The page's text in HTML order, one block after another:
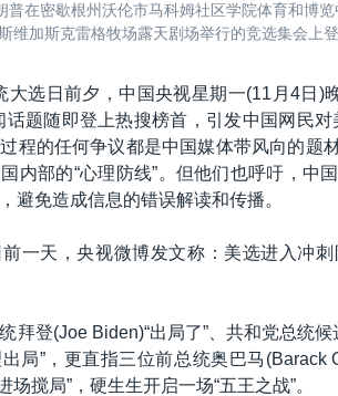
在密歇根州沃伦市马科姆社区学院体育和博
维加斯克雷格牧场露天剧场举行的竞选集会上
大选日前夕，中国央视星期一(11月4日)
话题随即登上热搜榜首，引发中国网民
程的任何争议都是中国媒体带风向的题
内部的“心理防线”。但他们也呼吁，中
避免造成信息的错误解读和传播。
一天，央视微博发文称：美选进入冲
拜登(Joe Biden)“出局了”、共和党总统
局”，更直指三位前总统奥巴马(Barack
场搅局”，硬生生开启一场“五王之战”。